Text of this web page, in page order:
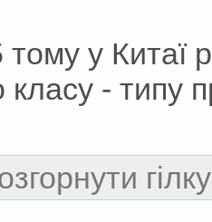
тому у
класу - типу